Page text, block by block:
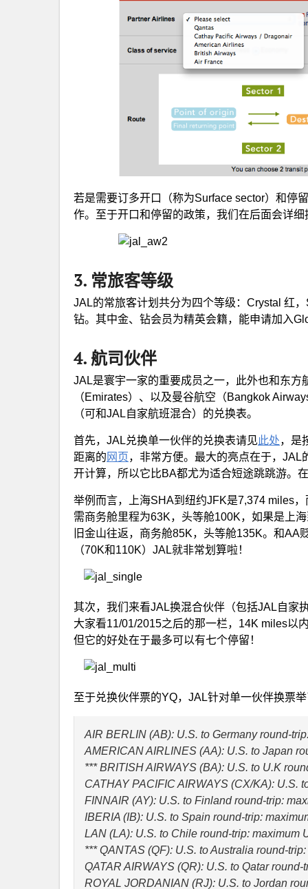
若是需要订多开口（称为Surface sector）和停
作。至于开口和停留的政策，我们在后面会详细
3. 常旅客等级
JAL的常旅客计划共分为四个等级：Crystal 红
钻。其中金、钻会员为精英会籍，能申请加入
4. 航司伙伴
JAL是寰宇一家的重要成员之一，此外也和东
（Emirates）、以及曼谷航空（Bangkok
（可和JAL自家航班混合）的兑换表。
首先，JAL兑换单一伙伴的兑换表请见此处，是
距离的 网页 ，非常方便。最大的亮点在于，
开计算，所以它比BA都尤为适合短途跳跳游。
举例而言，上海SHA到纽约JFK是7,374 miles
需商务舱里程为63K，头等舱100K，如果是上
旧金山往返，商务舱85K，头等舱135K。和
（70K和110K）JAL就非常划算啦！
其次，我们来看JAL换混合伙伴（包括JAL自家
大家看11/01/2015之后的那一栏，14K miles以
但它的好处在于最多可以有七个停留！
至于兑换伙伴票的YQ，JAL针对单一伙伴换票
AIR BERLIN (AB): U.S. to Germany round-
AMERICAN AIRLINES (AA): U.S. to Japan
*** BRITISH AIRWAYS (BA): U.S. to U.K
CATHAY PACIFIC AIRWAYS (CX/KA): U.S.
FINNAIR (AY): U.S. to Finland round-trip:
IBERIA (IB): U.S. to Spain round-trip:
LAN (LA): U.S. to Chile round-trip: maximum
*** QANTAS (QF): U.S. to Australia round-
QATAR AIRWAYS (QR): U.S. to Qatar
ROYAL JORDANIAN (RJ): U.S. to Jordan